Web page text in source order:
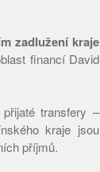
zadlužení kraje
financí David
transfery –
kraje jsou
příjmů.